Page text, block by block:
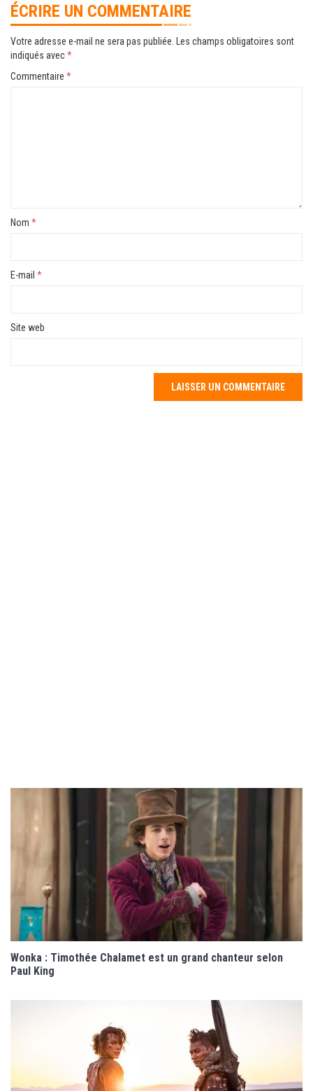
ÉCRIRE UN COMMENTAIRE
Votre adresse e-mail ne sera pas publiée.
Les champs obligatoires sont
indiqués avec*
Commentaire *
Nom *
E-mail *
Site web
Wonka : Timothée Chalamet est un grand chanteur selon
Paul King